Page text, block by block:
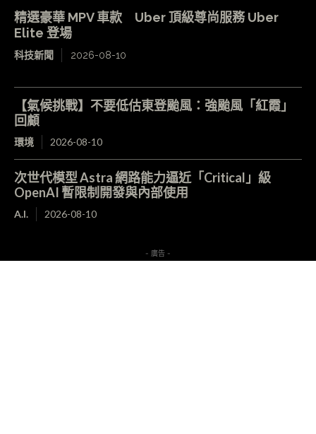
精選豪華 MPV 車款 Uber 頂級尊尚服務 Uber
Elite 登場
科技新聞 2026-08-10
【氣候挑戰】不要低估東登颱風：強颱風「紅霞」
回顧
環境 2026-08-10
次世代模型 Astra 網路能力逼近「Critical」級
OpenAI 暫限制開發與內部使用
A.I. 2026-08-10
- 廣告 -